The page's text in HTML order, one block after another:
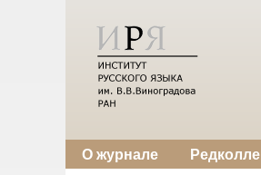
О журнале